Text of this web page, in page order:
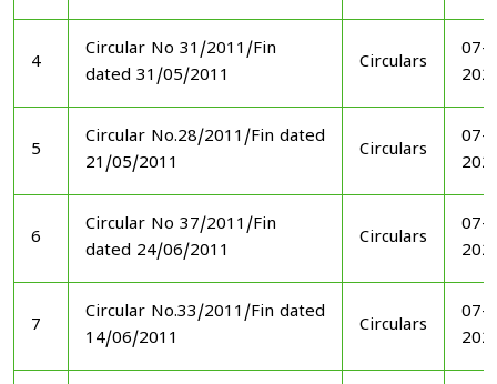
4
Circular No 31/2011/Fin
dated 31/05/2011
Circulars
07-
5
Circular No.28/2011/Fin dated
21/05/2011
Circulars
07-
6
Circular No 37/2011/Fin
dated 24/06/2011
Circulars
07-
7
Circular No.33/2011/Fin dated
14/06/2011
Circulars
07-